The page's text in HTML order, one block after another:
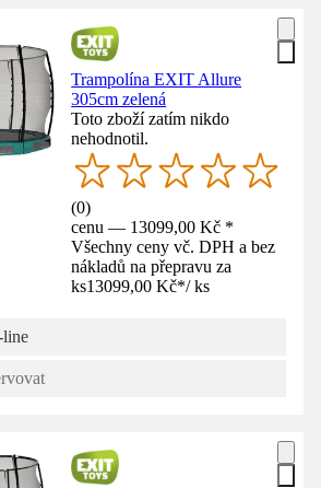
Trampolína EXIT Allure
305cm zelená
Toto zboží zatím nikdo
nehodnotil.
(0)
cenu — 13099,00 Kč *
Všechny ceny vč. DPH a bez
nákladů na přepravu za
ks13099,00 Kč*/ ks